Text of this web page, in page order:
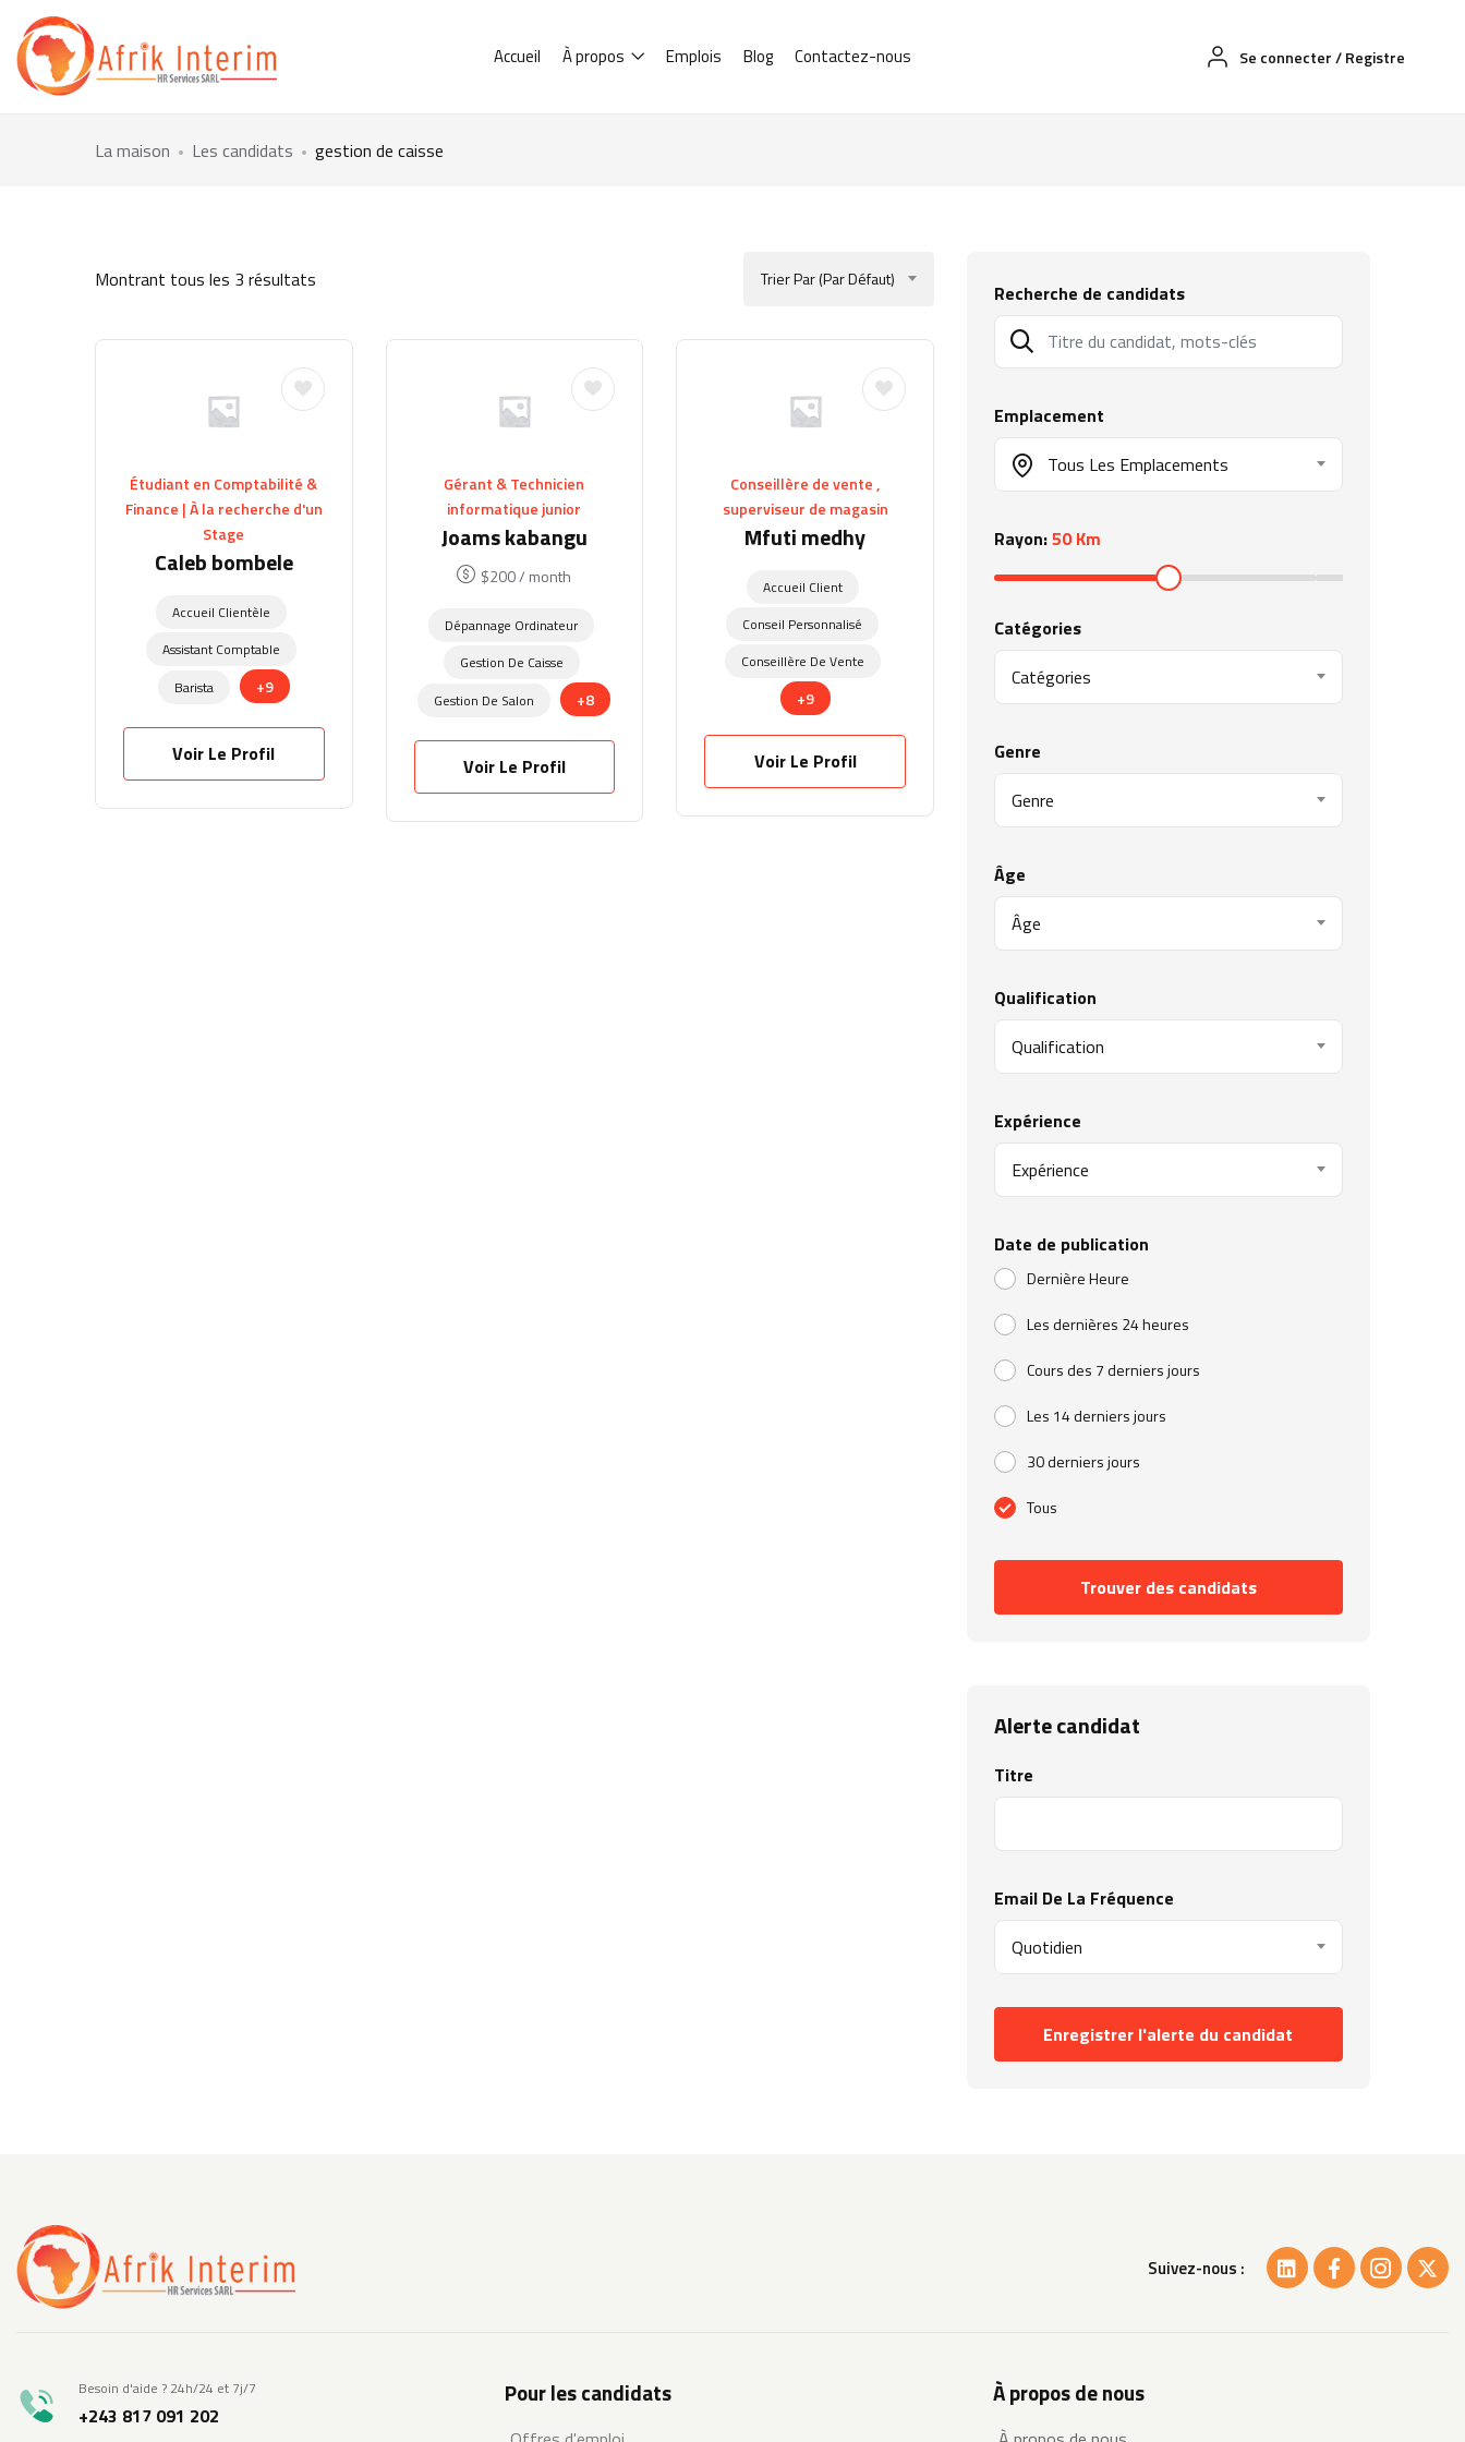
Accueil À propos Emplois Blog Contactez-nous Se connecter/Registre
La maison Les candidats gestion de caisse
Montrant tous les 3 résultats Trier Par (par Défaut)
Étudiant en Comptabilité &
Finance | À la recherche d'un
Stage
Caleb bombele
Accueil Clientèle
Assistant Comptable
Barista
+9
Voir Le Profil
Gérant & Technicien
informatique junior
Joams kabangu
$200/ month
Dépannage Ordinateur
Gestion De Caisse
Gestion De Salon
+8
Voir Le Profil
Conseillère de vente ,
superviseur de magasin
Mfuti medhy
Accueil Client
Conseil Personnalisé
Conseillère De Vente
+9
Voir Le Profil
Recherche de candidats
Emplacement
Tous Les Emplacements
Rayon:50 Km
Catégories
Catégories
Genre
Genre
Âge
Âge
Qualification
Qualification
Expérience
Expérience
Date de publication
Dernière Heure
Les dernières 24 heures
Cours des 7 derniers jours
Les 14 derniers jours
30 derniers jours
Tous
Trouver des candidats
Alerte candidat
Titre
Email De La Fréquence
Quotidien
Enregistrer l'alerte du candidat
Suivez-nous :
Besoin d'aide ? 24h/24 et 7j/7
+243 817 091 202
Pour les candidats À propos de nous